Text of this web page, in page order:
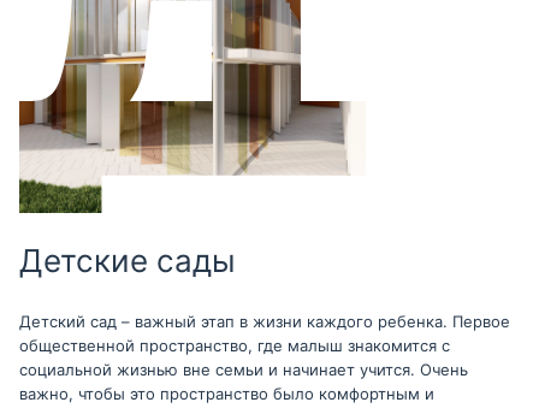
Детские сады
Детский сад – важный этап в жизни каждого ребенка. Первое
общественной пространство, где малыш знакомится с
социальной жизнью вне семьи и начинает учится. Очень
важно, чтобы это пространство было комфортным и